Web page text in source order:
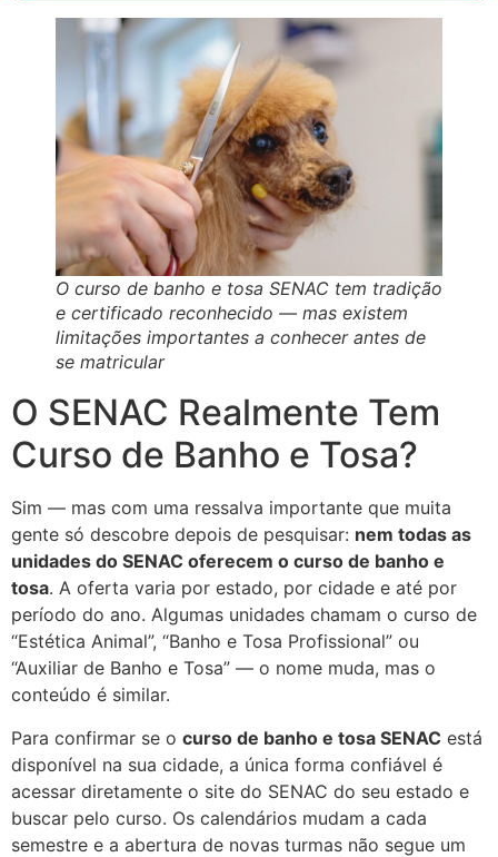
O curso de banho e tosa SENAC tem tradição
e certificado reconhecido — mas existem
limitações importantes a conhecer antes de
se matricular
O SENAC Realmente Tem
Curso de Banho e Tosa?
Sim — mas com uma ressalva importante que muita
gente só descobre depois de pesquisar: nem todas as
unidades do SENAC oferecem o curso de banho e
tosa. A oferta varia por estado, por cidade e até por
período do ano. Algumas unidades chamam o curso de
“Estética Animal”, “Banho e Tosa Profissional” ou
“Auxiliar de Banho e Tosa” — o nome muda, mas o
conteúdo é similar.
Para confirmar se o curso de banho e tosa SENAC está
disponível na sua cidade, a única forma confiável é
acessar diretamente o site do SENAC do seu estado e
buscar pelo curso. Os calendários mudam a cada
semestre e a abertura de novas turmas não segue um